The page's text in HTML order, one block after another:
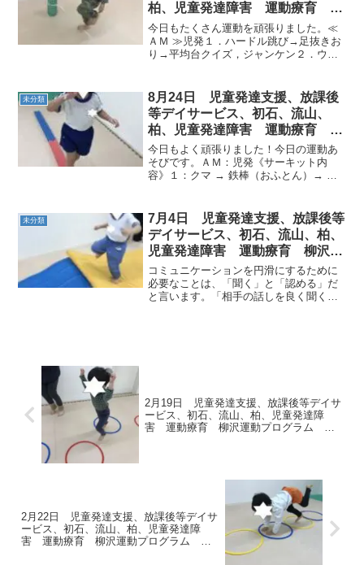
柏、児童発達障害 運動療育 柳
沢運動プログラム こども発達気
になる 発達障害 放デ
今日もたくさん運動を頑張りました。≪
ＡＭ ≫児発１．ハードル跳び→足抜きお
り→平均台クイズ，ジャンケン２．ウシ
ないようにとびこえられるかな？・足抜
きおりコウモリしなが...
未分類
8月24日 児童発達支援、放課後
等デイサービス、初石、流山、
柏、児童発達障害 運動療育 柳
沢運動プログラム こども発達気
になる 発達障害 放デ
今日もよく頑張りました！今日の運動あ
そびです。ＡＭ：児発《サーキット内
容》１：クマ → 鉄棒（おふとん）→ 平
いけどできるかな～？！バランス取って
ゆっくり、ゆっく...
未分類
7月4日 児童発達支援、放課後等
デイサービス、初石、流山、柏、
児童発達障害 運動療育 柳沢運
動プログラム こども発達気にな
る 発達障害 放デ
コミュニケーションを円滑にするために
必要なことは、「聞く」と「認める」だ
と言います。「相手の話しを良く聞く」
2月19日 児童発達支援、放課後等デイサ
ービス、初石、流山、柏、児童発達障
害 運動療育 柳沢運動プログラム こ
2月22日 児童発達支援、放課後等デイサ
ービス、初石、流山、柏、児童発達障
害 運動療育 柳沢運動プログラム こ